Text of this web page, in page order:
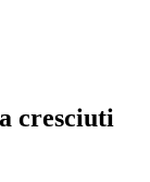
cresciuti